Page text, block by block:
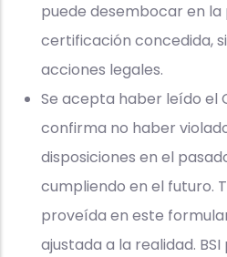
puede desembocar en la
certificación concedida,
acciones legales.
Se acepta haber leído el
confirma no haber
disposiciones en el
cumpliendo en el futuro.
proveída en este
ajustada a la realidad.